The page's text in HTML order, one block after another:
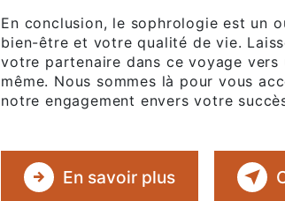
En conclusion, le sophrologie est un
bien-être et votre qualité de vie.
votre partenaire dans ce voyage
même. Nous sommes là pour vous
notre engagement envers votre
En savoir plus